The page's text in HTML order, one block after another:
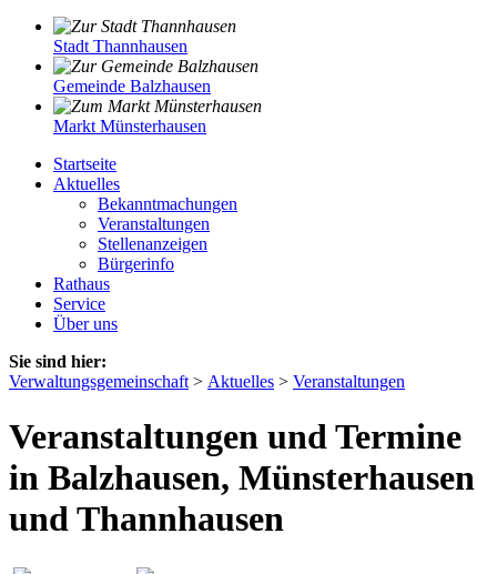
Stadt Thannhausen
Gemeinde Balzhausen
Markt Münsterhausen
Startseite
Aktuelles
Bekanntmachungen
Veranstaltungen
Stellenanzeigen
Bürgerinfo
Rathaus
Service
Über uns
Sie sind hier:
Verwaltungsgemeinschaft > Aktuelles > Veranstaltungen
Veranstaltungen und Termine
in Balzhausen, Münsterhausen
und Thannhausen